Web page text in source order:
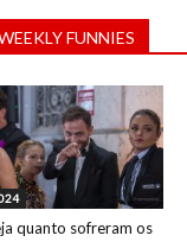
FUNNIES
quanto sofreram os